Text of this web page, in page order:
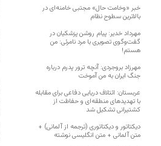
خبر «وخامت حال» مجتبی خامنه‌ای در
بالاترین سطوح نظام
مهرداد خدیر: پیام روشن پزشکیان در
گفت‌و‌گوی تصویری با مرد نامرئی: من
هستم!
مهرزاد بروجردی: آنچه ترور پدرم درباره
جنگ ایران به من آموخت
عربستان: ائتلاف دریایی دفاعی برای مقابله
با تهدیدهای منطقه‌ای و حفاظت از
کشتیرانی تشکیل شد
دیکتاتور و دیکتاتوری (ترجمه از آلمانی) +
متن آلمانی + متن انگلیسی نوشته